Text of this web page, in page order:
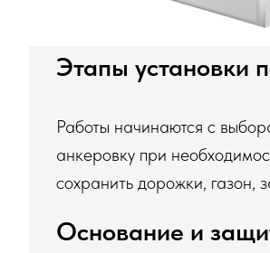
Этапы установки
Работы начинаются с
анкеровку при
сохранить дорожки, газон,
Основание и